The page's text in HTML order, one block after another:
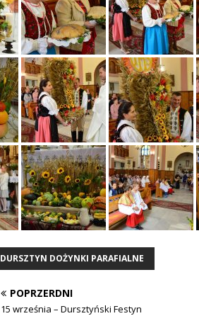
DURSZTYN DOŻYNKI PARAFIALNE
POPRZERDNI
15 września – Dursztyński Festyn